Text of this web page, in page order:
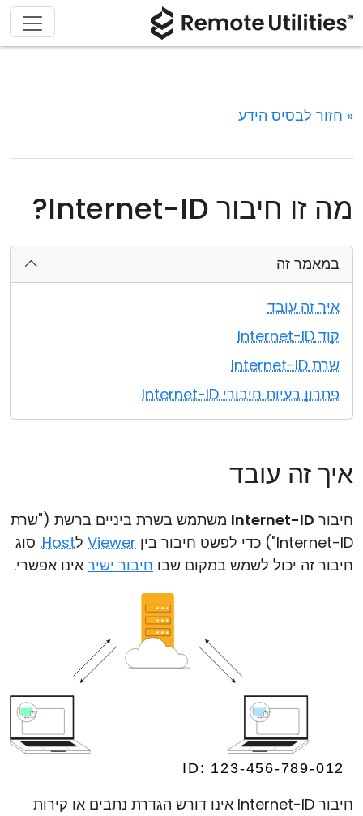
« חזור לבסיס הידע
מה זו חיבור Internet-ID?
במאמר זה
איך זה עובד
קוד Internet-ID
שרת Internet-ID
פתרון בעיות חיבורי Internet-ID
איך זה עובד
חיבור Internet-ID משתמש בשרת ביניים ברשת ("שרת
Internet-ID") כדי לפשט חיבור בין
Viewer לHost. סוג
חיבור זה יכול לשמש במקום שבו חיבור ישיר אינו אפשרי.
חיבור Internet-ID אינו דורש הגדרת נתבים או קירות